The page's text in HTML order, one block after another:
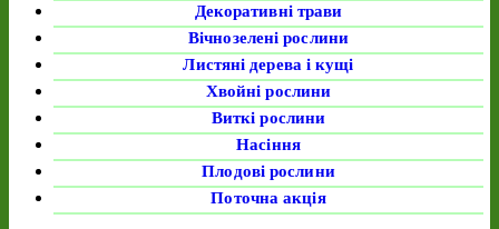
Декоративні трави
Вічнозелені рослини
Листяні дерева і кущі
Хвойні рослини
Виткі рослини
Насіння
Плодові рослини
Поточна акція